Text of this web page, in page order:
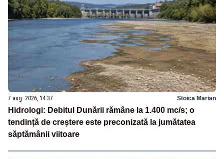
7 aug. 2026, 14:37 Stoica Marian
Hidrologi: Debitul Dunării rămâne la 1.400 mc/s; o
tendință de creștere este preconizată la jumătatea
săptămânii viitoare